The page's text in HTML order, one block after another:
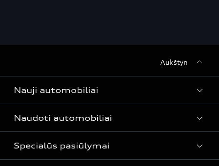
Aukštyn
Nauji automobiliai
Modeliai
Automobiliai sandėlyje
Audi Lizingas
Naudoti automobiliai
Naudoti automobiliai
Specialūs pasiūlymai